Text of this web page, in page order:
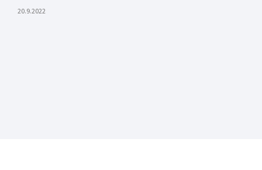
20.9.2022